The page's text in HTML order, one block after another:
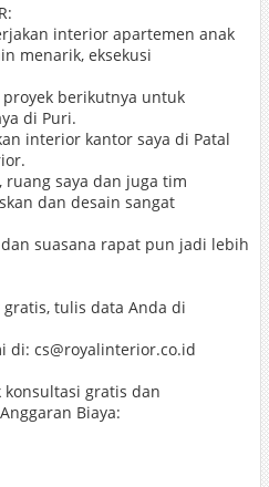
interior apartemen anak
menarik, eksekusi
berikutnya untuk
di Puri.
interior kantor saya di Patal
ruang saya dan juga tim
dan desain sangat
suasana rapat pun jadi lebih
tulis data Anda di
di: cs@royalinterior.co.id
konsultasi gratis dan
Biaya: